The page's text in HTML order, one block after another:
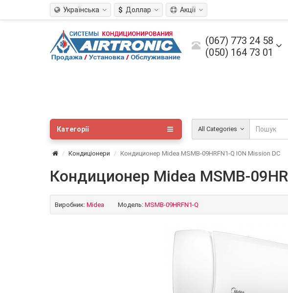
Українська $ Доллар Акції
(067) 773 24 58
(050) 164 73 01
All Categories
Категорії
Кондиціонери Кондиционер Midea MSMB-09HRFN1-Q ION Mission DC
Кондиционер Midea MSMB-
Виробник: Midea Модель: MSMB-09HRFN1-Q